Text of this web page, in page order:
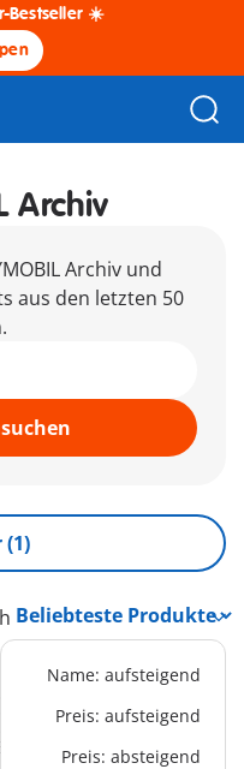
Bestseller ☀️
Archiv
Archiv und
aus den letzten 50
(1)
Name: aufsteigend
Preis: aufsteigend
Preis: absteigend
B - PKW-ADAC